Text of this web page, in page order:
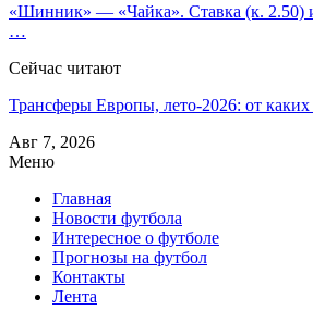
«Шинник» — «Чайка». Ставка (к. 2.50)
…
Сейчас читают
Трансферы Европы, лето-2026: от
Авг 7, 2026
Меню
Главная
Новости футбола
Интересное о футболе
Прогнозы на футбол
Контакты
Лента